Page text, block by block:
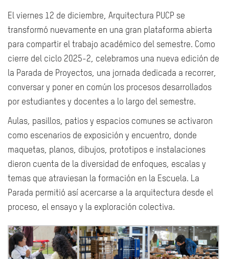
El viernes 12 de diciembre, Arquitectura PUCP se
transformó nuevamente en una gran plataforma abierta
para compartir el trabajo académico del semestre. Como
cierre del ciclo 2025-2, celebramos una nueva edición de
la Parada de Proyectos, una jornada dedicada a recorrer,
conversar y poner en común los procesos desarrollados
por estudiantes y docentes a lo largo del semestre.
Aulas, pasillos, patios y espacios comunes se activaron
como escenarios de exposición y encuentro, donde
maquetas, planos, dibujos, prototipos e instalaciones
dieron cuenta de la diversidad de enfoques, escalas y
temas que atraviesan la formación en la Escuela. La
Parada permitió así acercarse a la arquitectura desde el
proceso, el ensayo y la exploración colectiva.